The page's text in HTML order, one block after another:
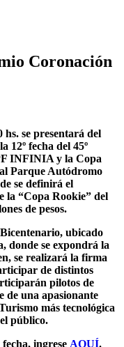
Coronación
hs. se presentará del
12º fecha del 45º
INFINIA y la Copa
Parque Autódromo
se definirá el
la “Copa Rookie” del
de pesos.
ubicado
donde se expondrá la
se realizará la firma
de distintos
pilotos de
de una apasionante
más tecnológica
público.
ingrese AQUÍ.